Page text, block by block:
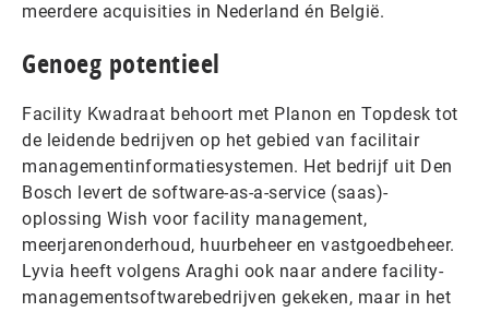
meerdere acquisities in Nederland én België.
Genoeg potentieel
Facility Kwadraat behoort met Planon en Topdesk tot
de leidende bedrijven op het gebied van facilitair
managementinformatiesystemen. Het bedrijf uit Den
Bosch levert de software-as-a-service (saas)-
oplossing Wish voor facility management,
meerjarenonderhoud, huurbeheer en vastgoedbeheer.
Lyvia heeft volgens Araghi ook naar andere facility-
managementsoftwarebedrijven gekeken, maar in het